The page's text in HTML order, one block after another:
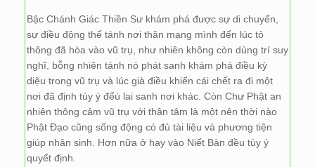
Bậc Chánh Giác Thiền Sư khám phá được sự di chuyển,
sự điều động thể tánh nơi thân mạng mình đến lúc tỏ
thông đã hòa vào vũ trụ, như nhiên không còn dùng trí suy
nghĩ, bỗng nhiên tánh nó phát sanh khám phá điều kỳ
diệu trong vũ trụ và lúc già điều khiển cái chết ra đi một
nơi đã định tùy ý đểù lai sanh nơi khác. Còn Chư Phật an
nhiên thông cảm vũ trụ với thân tâm là một nên thời nào
Phật Đạo cũng sống động có đủ tài liệu và phương tiện
giúp nhân sinh. Hơn nữa ở hay vào Niết Bàn đều tùy ý
quyết định.